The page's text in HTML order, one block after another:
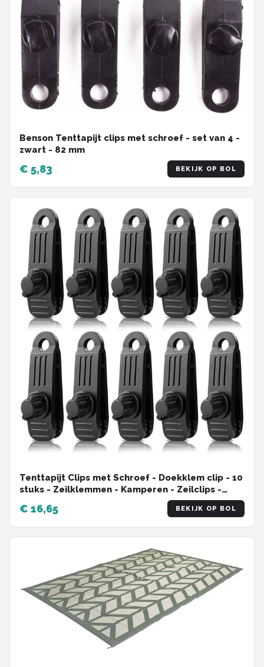
Benson Tenttapijt clips met schroef - set van 4 -
zwart - 82 mm
€ 5,83 BEKIJK OP BOL
Tenttapijt Clips met Schroef - Doekklem clip - 10
stuks - Zeilklemmen - Kamperen - Zeilclips -
Dekzeil - Tentdoek - Luifel Klem - Tent clips -
Tarp Clips - 8.5*2.6*2.8CM
€ 16,65 BEKIJK OP BOL